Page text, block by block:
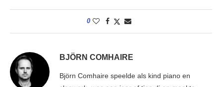
0
BJÖRN COMHAIRE
Björn Comhaire speelde als kind piano en